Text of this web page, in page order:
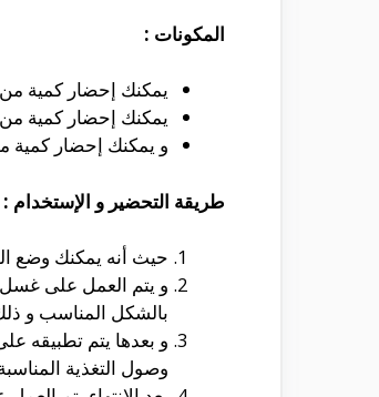
المكونات :
يمكنك إحضار كمية
يمكنك إحضار كمية من
و يمكنك إحضار كمية
طريقة التحضير و الإستخدام :
حيث أنه يمكنك وضع
و يتم العمل على غسل
بالشكل المناسب و
وصول التغذية